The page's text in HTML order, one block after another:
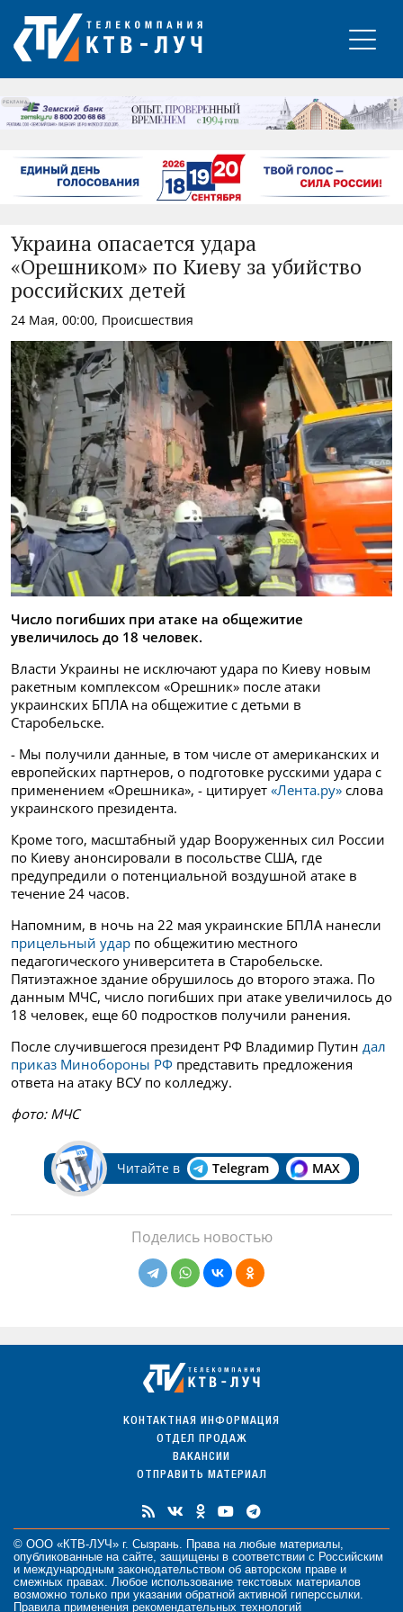
РЕКЛАМА
Украина опасается удара
«Орешником» по Киеву за убийство
российских детей
24 Мая, 00:00, Происшествия
Число погибших при атаке на общежитие
увеличилось до 18 человек.
Власти Украины не исключают удара по Киеву новым
ракетным комплексом «Орешник» после атаки
украинских БПЛА на общежитие с детьми в
Старобельске.
- Мы получили данные, в том числе от американских и
европейских партнеров, о подготовке русскими удара с
применением «Орешника», - цитирует «Лента.ру» слова
украинского президента.
Кроме того, масштабный удар Вооруженных сил России
по Киеву анонсировали в посольстве США, где
предупредили о потенциальной воздушной атаке в
течение 24 часов.
Напомним, в ночь на 22 мая украинские БПЛА нанесли
прицельный удар по общежитию местного
педагогического университета в Старобельске.
Пятиэтажное здание обрушилось до второго этажа. По
данным МЧС, число погибших при атаке увеличилось до
18 человек, еще 60 подростков получили ранения.
После случившегося президент РФ Владимир Путин дал
приказ Минобороны РФ представить предложения
ответа на атаку ВСУ по колледжу.
фото: МЧС
Читайте в Telegram MAX
Поделись новостью
КОНТАКТНАЯ ИНФОРМАЦИЯ
ОТДЕЛ ПРОДАЖ
ВАКАНСИИ
ОТПРАВИТЬ МАТЕРИАЛ
© ООО «КТВ-ЛУЧ» г. Сызрань. Права на любые материалы,
опубликованные на сайте, защищены в соответствии с Российским
и международным законодательством об авторском праве и
смежных правах. Любое использование текстовых материалов
возможно только при указании обратной активной гиперссылки.
Правила применения рекомендательных технологий